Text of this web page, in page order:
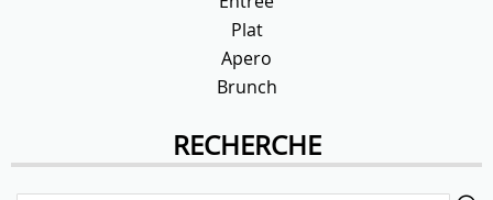
Plat
Apero
Brunch
RECHERCHE